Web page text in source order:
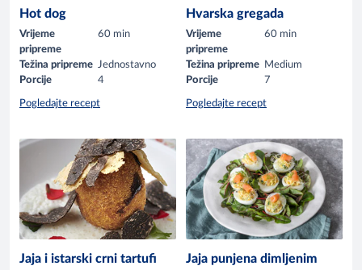
Hot dog
Vrijeme
pripreme
60 min
Težina pripreme Jednostavno
Porcije
4
Pogledajte recept
Hvarska gregada
Vrijeme
pripreme
60 min
Težina pripreme
Medium
Porcije
7
Pogledajte recept
Jaja i istarski crni tartufi
Jaja punjena dimljenim